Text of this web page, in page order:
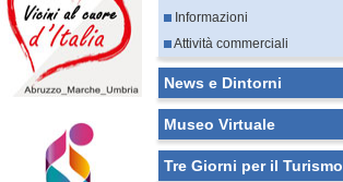
Informazioni
Attività commerciali
News e Dintorni
Museo Virtuale
Tre Giorni per il Turismo